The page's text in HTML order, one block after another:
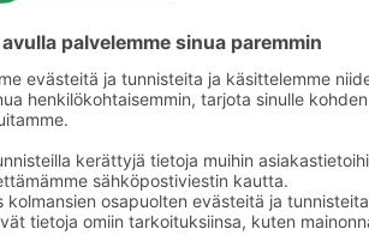
Tarrat